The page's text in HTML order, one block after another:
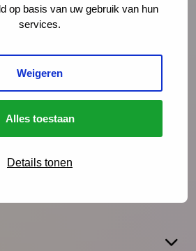
op basis van uw gebruik van hun
services.
Weigeren
Alles toestaan
Details tonen